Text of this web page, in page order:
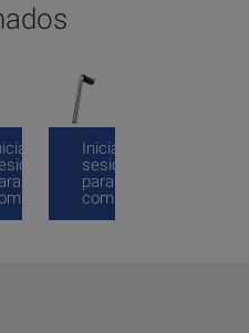
Inicia
sesión
para
comprar